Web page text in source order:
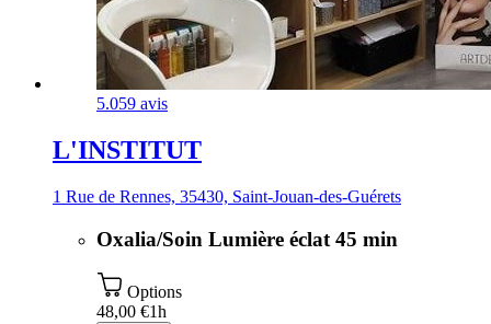
5.059 avis
L'INSTITUT
1 Rue de Rennes, 35430, Saint-Jouan-des-Guérets
Oxalia/Soin Lumière éclat 45 min
Options
48,00 €1h